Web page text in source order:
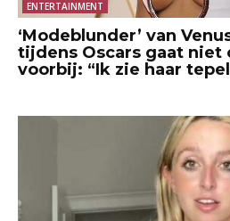
ENTERTAINMENT
‘Modeblunder’ van
tijdens Oscars gaat niet
voorbij: “Ik zie haar